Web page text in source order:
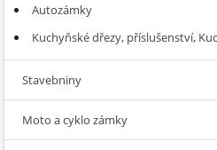
Autozámky
Kuchyňské dřezy, příslušenství,
Stavebniny
Moto a cyklo zámky